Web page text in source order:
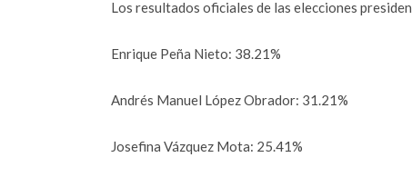
Los resultados oficiales de las elecciones
Enrique Peña Nieto: 38.21%
Andrés Manuel López Obrador: 31.21%
Josefina Vázquez Mota: 25.41%